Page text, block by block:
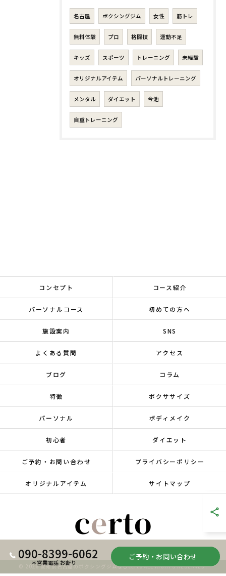
名古屋 ボクシングジム 女性 筋トレ
無料体験 プロ 格闘技 運動不足
キッズ スポーツ トレーニング 未経験
オリジナルアイテム パーソナルトレーニング
メンタル ダイエット 今池
自重トレーニング
090-8399-6062
＊営業電話 お断り
ご予約・お問い合わせ
コンセプト コース紹介
パーソナルコース 初めての方へ
施設案内 SNS
よくある質問 アクセス
ブログ コラム
特徴 ボクササイズ
パーソナル ボディメイク
初心者 ダイエット
ご予約・お問い合わせ プライバシーポリシー
オリジナルアイテム サイトマップ
© 2026 愛知県名古屋のボクシングジムならcerto ALL RIGHTS RESERVED.